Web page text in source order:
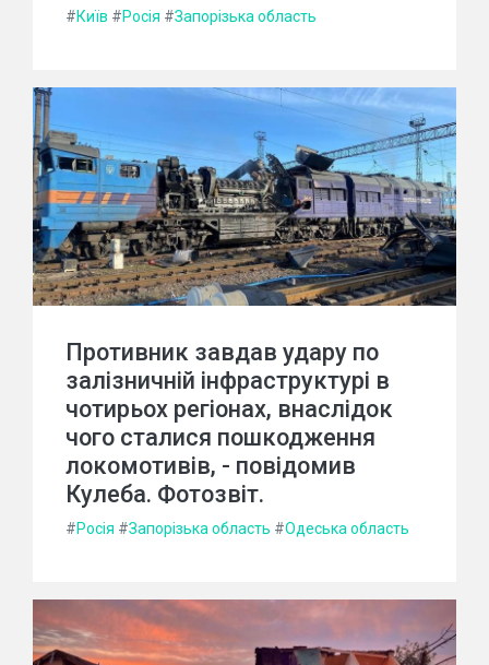
#Київ #Росія #Запорізька область
Противник завдав удару по
залізничній інфраструктурі в
чотирьох регіонах, внаслідок
чого сталися пошкодження
локомотивів, - повідомив
Кулеба. Фотозвіт.
#Росія #Запорізька область #Одеська область